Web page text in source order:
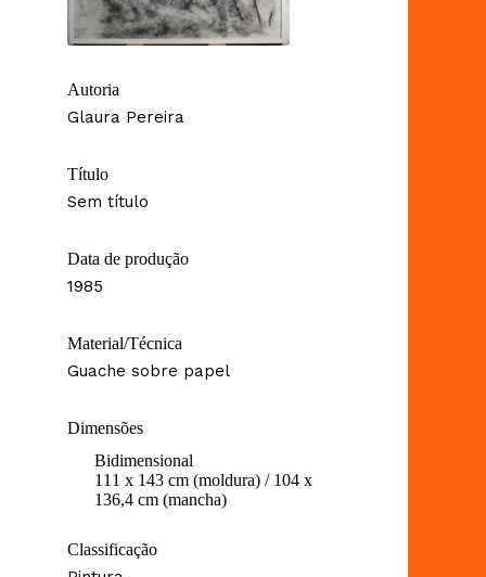
Autoria
Glaura Pereira
Título
Sem título
Data de produção
1985
Material/Técnica
Guache sobre papel
Dimensões
Bidimensional
111 x 143 cm (moldura) / 104 x
136,4 cm (mancha)
Classificação